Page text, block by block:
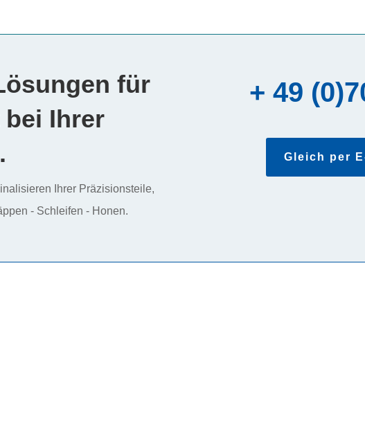
für
Ihrer
Ihrer Präzisionsteile,
- Schleifen - Honen.
+ 49
Gleich per